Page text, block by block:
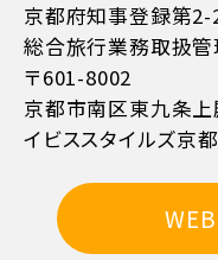
11日目に当た
10日目に当た
京都府知事登録第2-
総合旅行業務取扱
〒601-8002
京都市南区東九条
イビススタイルズ京